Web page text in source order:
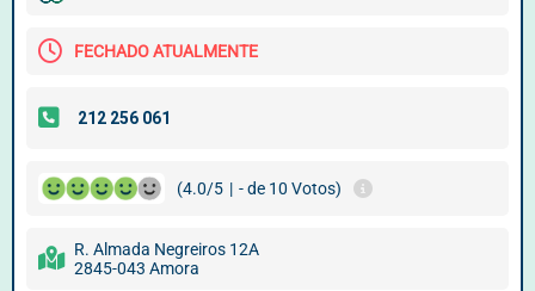
FECHADO ATUALMENTE
(4.0/5 | - de 10 Votos)
R. Almada Negreiros 12A
2845-043 Amora